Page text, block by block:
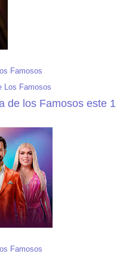
Famosos
Los Famosos
de los Famosos este 1
Famosos